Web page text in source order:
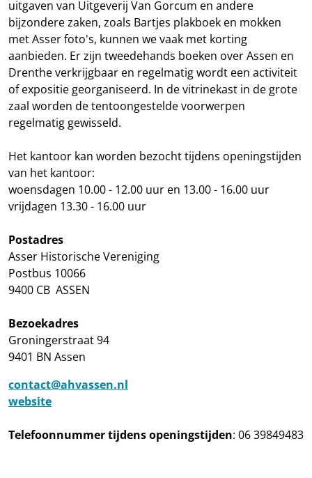
uitgaven van Uitgeverij Van Gorcum en andere
bijzondere zaken, zoals Bartjes plakboek en mokken
met Asser foto's, kunnen we vaak met korting
aanbieden. Er zijn tweedehands boeken over Assen en
Drenthe verkrijgbaar en regelmatig wordt een activiteit
of expositie georganiseerd. In de vitrinekast in de grote
zaal worden de tentoongestelde voorwerpen
regelmatig gewisseld.
Het kantoor kan worden bezocht tijdens openingstijden
van het kantoor:
woensdagen 10.00 - 12.00 uur en 13.00 - 16.00 uur
vrijdagen 13.30 - 16.00 uur
Postadres
Asser Historische Vereniging
Postbus 10066
9400 CB ASSEN
Bezoekadres
Groningerstraat 94
9401 BN Assen
contact@ahvassen.nl
website
Telefoonnummer tijdens openingstijden: 06 39849483